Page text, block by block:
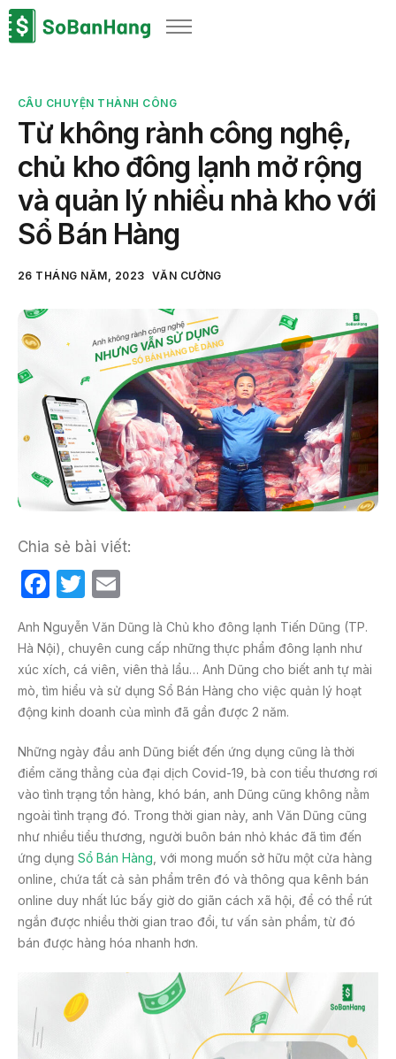
Sản phẩm
Bảng giá
Blog
Thông tin thuế
Về chúng tôi
CÂU CHUYỆN THÀNH CÔNG
Từ không rành công nghệ,
chủ kho đông lạnh mở rộng
và quản lý nhiều nhà kho với
Sổ Bán Hàng
26 THÁNG NĂM, 2023 VĂN CƯỜNG
Chia sẻ bài viết:
F
c
e
b
o
o
k
T
itt
er
ail
Anh Nguyễn Văn Dũng là Chủ kho đông lạnh Tiến Dũng (TP.
Hà Nội), chuyên cung cấp những thực phẩm đông lạnh như
xúc xích, cá viên, viên thả lẩu… Anh Dũng cho biết anh tự mài
mò, tìm hiểu và sử dụng Sổ Bán Hàng cho việc quản lý hoạt
động kinh doanh của mình đã gần được 2 năm.
Những ngày đầu anh Dũng biết đến ứng dụng cũng là thời
điểm căng thẳng của đại dịch Covid-19, bà con tiểu thương rơi
vào tình trạng tồn hàng, khó bán, anh Dũng cũng không nằm
ngoài tình trạng đó. Trong thời gian này, anh Văn Dũng cũng
như nhiều tiểu thương, người buôn bán nhỏ khác đã tìm đến
ứng dụng Sổ Bán Hàng , với mong muốn sở hữu một cửa hàng
online, chứa tất cả sản phẩm trên đó và thông qua kênh bán
online duy nhất lúc bấy giờ do giãn cách xã hội, để có thể rút
ngắn được nhiều thời gian trao đổi, tư vấn sản phẩm, từ đó
bán được hàng hóa nhanh hơn.